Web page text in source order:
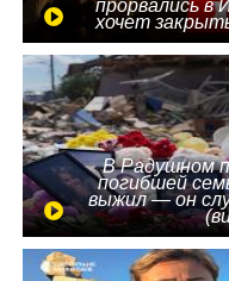
прорвались в
хочет
В Радушном
погибшей
выжил — он